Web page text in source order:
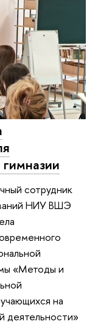
сотрудник
НИУ ВШЭ
«Методы и
на
деятельности»